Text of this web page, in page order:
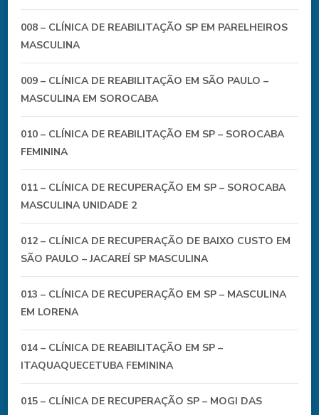
008 – CLÍNICA DE REABILITAÇÃO SP EM PARELHEIROS
MASCULINA
009 – CLÍNICA DE REABILITAÇÃO EM SÃO PAULO –
MASCULINA EM SOROCABA
010 – CLÍNICA DE REABILITAÇÃO EM SP – SOROCABA
FEMININA
011 – CLÍNICA DE RECUPERAÇÃO EM SP – SOROCABA
MASCULINA UNIDADE 2
012 – CLÍNICA DE RECUPERAÇÃO DE BAIXO CUSTO EM
SÃO PAULO – JACAREÍ SP MASCULINA
013 – CLÍNICA DE RECUPERAÇÃO EM SP – MASCULINA
EM LORENA
014 – CLÍNICA DE REABILITAÇÃO EM SP –
ITAQUAQUECETUBA FEMININA
015 – CLÍNICA DE RECUPERAÇÃO SP – MOGI DAS